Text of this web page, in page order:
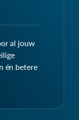
al jouw
én betere